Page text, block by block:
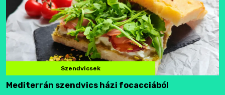
Szendvicsek
Mediterrán szendvics házi focacciából